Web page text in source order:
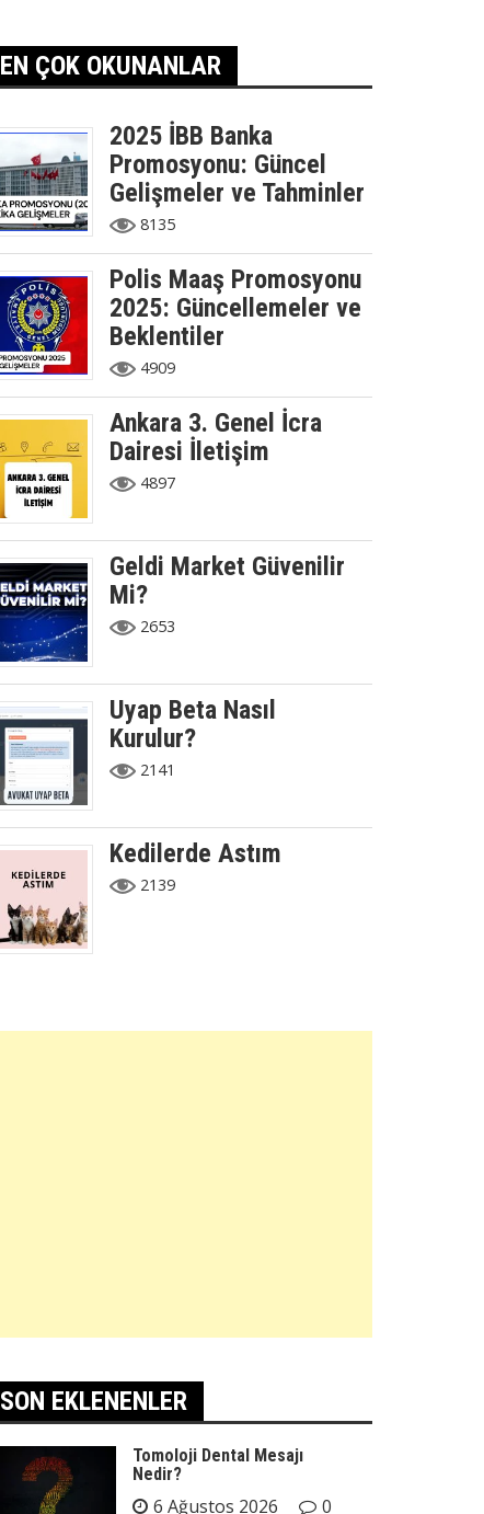
EN ÇOK OKUNANLAR
2025 İBB Banka
Promosyonu: Güncel
Gelişmeler ve Tahminler
8135
Polis Maaş Promosyonu
2025: Güncellemeler ve
Beklentiler
4909
Ankara 3. Genel İcra
Dairesi İletişim
4897
Geldi Market Güvenilir
Mi?
2653
Uyap Beta Nasıl
Kurulur?
2141
Kedilerde Astım
2139
SON EKLENENLER
Tomoloji Dental Mesajı
Nedir?
6 Ağustos 2026 0